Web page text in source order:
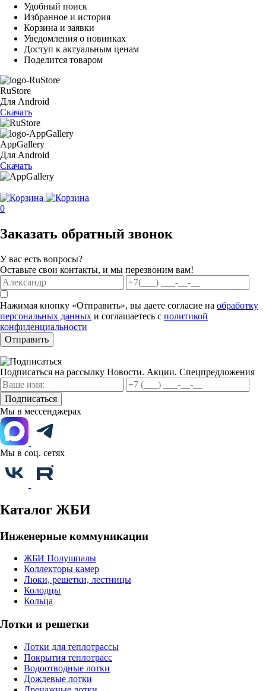
Удобный поиск
Избранное и история
Корзина и заявки
Уведомления о новинках
Доступ к актуальным ценам
Поделится товаром
RuStore
Для Android
Скачать
AppGallery
Для Android
Скачать
0
Заказать обратный звонок
У вас есть вопросы?
Оставьте свои контакты, и мы перезвоним вам!
Нажимая кнопку «Отправить», вы даете согласие на обработку
персональных данных и соглашаетесь с политикой
конфиденциальности
Отправить
Подписаться на рассылку Новости. Акции. Спецпредложения
Подписаться
Мы в мессенджерах
Мы в соц. сетях
Каталог ЖБИ
Инженерные коммуникации
ЖБИ Полушпалы
Коллекторы камер
Люки, решетки, лестницы
Колодцы
Кольца
Лотки и решетки
Лотки для теплотрассы
Покрытия теплотрасс
Водоотводные лотки
Дождевые лотки